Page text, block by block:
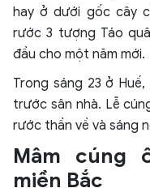
hay ở dưới gốc cây
rước 3 tượng Táo
đầu cho một năm mới.
Trong sáng 23 ở
trước sân nhà. Lễ
rước thần về và sáng
Mâm cúng
miền Bắc